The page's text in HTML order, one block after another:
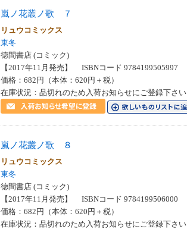
嵐ノ花叢ノ歌 ７
リュウコミックス
東冬
徳間書店 (コミック)
【2017年11月発売】 ISBNコード 9784199505997
価格：682円（本体：620円＋税）
在庫状況：品切れのため入荷お知らせにご登録下さい
嵐ノ花叢ノ歌 ８
リュウコミックス
東冬
徳間書店 (コミック)
【2017年11月発売】 ISBNコード 9784199506000
価格：682円（本体：620円＋税）
在庫状況：品切れのため入荷お知らせにご登録下さい